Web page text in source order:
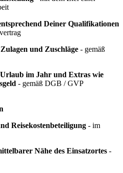
Deiner Qualifikationen
und Zuschläge - gemäß
im Jahr und Extras wie
- gemäß DGB / GVP
Reisekostenbeteiligung - im
Nähe des Einsatzortes -